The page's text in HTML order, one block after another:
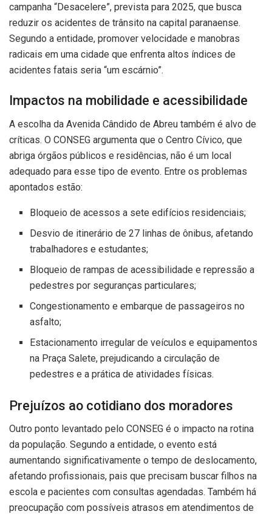
campanha “Desacelere”, prevista para 2025, que busca
reduzir os acidentes de trânsito na capital paranaense.
Segundo a entidade, promover velocidade e manobras
radicais em uma cidade que enfrenta altos índices de
acidentes fatais seria “um escárnio”.
Impactos na mobilidade e acessibilidade
A escolha da Avenida Cândido de Abreu também é alvo de
críticas. O CONSEG argumenta que o Centro Cívico, que
abriga órgãos públicos e residências, não é um local
adequado para esse tipo de evento. Entre os problemas
apontados estão:
Bloqueio de acessos a sete edifícios residenciais;
Desvio de itinerário de 27 linhas de ônibus, afetando
trabalhadores e estudantes;
Bloqueio de rampas de acessibilidade e repressão a
pedestres por seguranças particulares;
Congestionamento e embarque de passageiros no
asfalto;
Estacionamento irregular de veículos e equipamentos
na Praça Salete, prejudicando a circulação de
pedestres e a prática de atividades físicas.
Prejuízos ao cotidiano dos moradores
Outro ponto levantado pelo CONSEG é o impacto na rotina
da população. Segundo a entidade, o evento está
aumentando significativamente o tempo de deslocamento,
afetando profissionais, pais que precisam buscar filhos na
escola e pacientes com consultas agendadas. Também há
preocupação com possíveis atrasos em atendimentos de